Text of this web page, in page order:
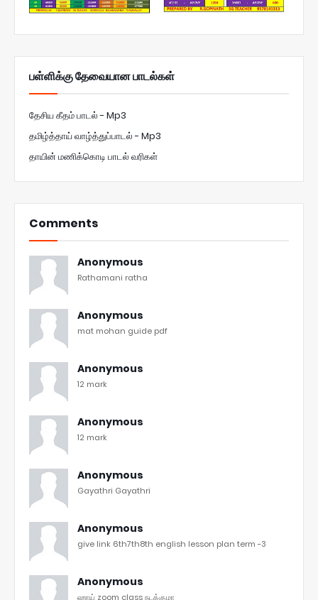
பள்ளிக்கு தேவையான பாடல்கள்
தேசிய கீதம் பாடல் - Mp3
தமிழ்த்தாய் வாழ்த்துப்பாடல் - Mp3
தாயின் மணிக்கொடி பாடல் வரிகள்
Comments
Anonymous
Rathamani ratha
Anonymous
mat mohan guide pdf
Anonymous
12 mark
Anonymous
12 mark
Anonymous
Gayathri Gayathri
Anonymous
give link 6th7th8th english lesson plan term -3
Anonymous
ஹாய் zoom class நடக்குமா